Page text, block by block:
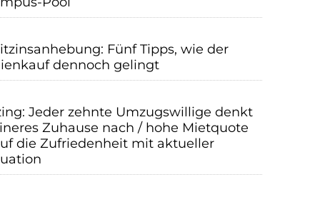
Fünf Tipps, wie der
dennoch gelingt
Jeder zehnte Umzugswillige denkt
Zuhause nach / hohe Mietquote
die Zufriedenheit mit aktueller